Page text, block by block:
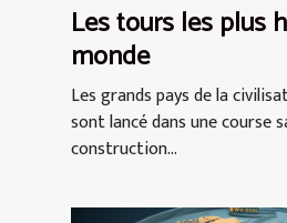
Les tours les plus
monde
Les grands pays de la
sont lancé dans une course
construction...